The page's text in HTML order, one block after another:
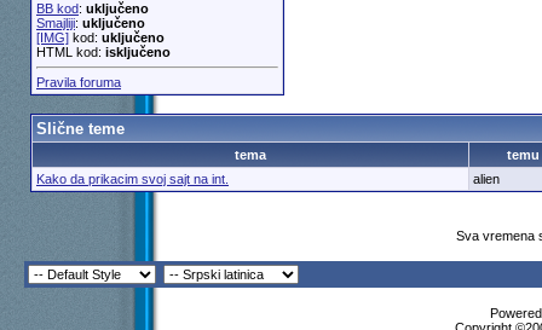
BB kod: uključeno
Smajliji: uključeno
[IMG]kod: uključeno
HTML kod: isključeno
Pravila foruma
Slične teme
tema
temu
Kako da prikacim svoj sajt na int.
alien
Sva vremena